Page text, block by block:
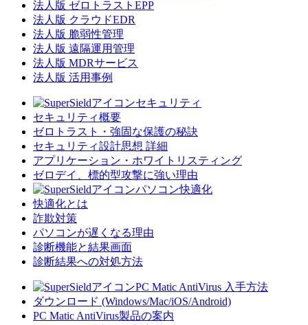
法人版 ゼロトラストEPP
法人版 クラウドEDR
法人版 脆弱性管理
法人版 遠隔運用管理
法人版 MDRサービス
法人版 活用事例
セキュリティ
セキュリティ概要
ゼロトラスト・強固な保護の秘訣
セキュリティ設計思想 詳細
アプリケーション・ホワイトリスティング
ゼロデイ、標的型攻撃に強い理由
パソコン快適化
快適化とは
詐欺対策
パソコンが遅くなる理由
診断機能と結果画面
診断結果への対処方法
PC Matic AntiVirus 入手方法
ダウンロード (Windows/Mac/iOS/Android)
PC Matic AntiVirus製品の案内